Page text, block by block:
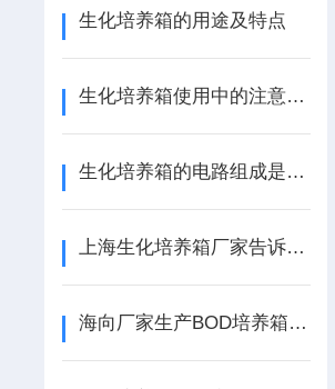
生化培养箱的用途及特点
生化培养箱使用中的注意事项
生化培养箱的电路组成是什么
上海生化培养箱厂家告诉你生化培养箱的清洗方法
海向厂家生产BOD培养箱使用技巧